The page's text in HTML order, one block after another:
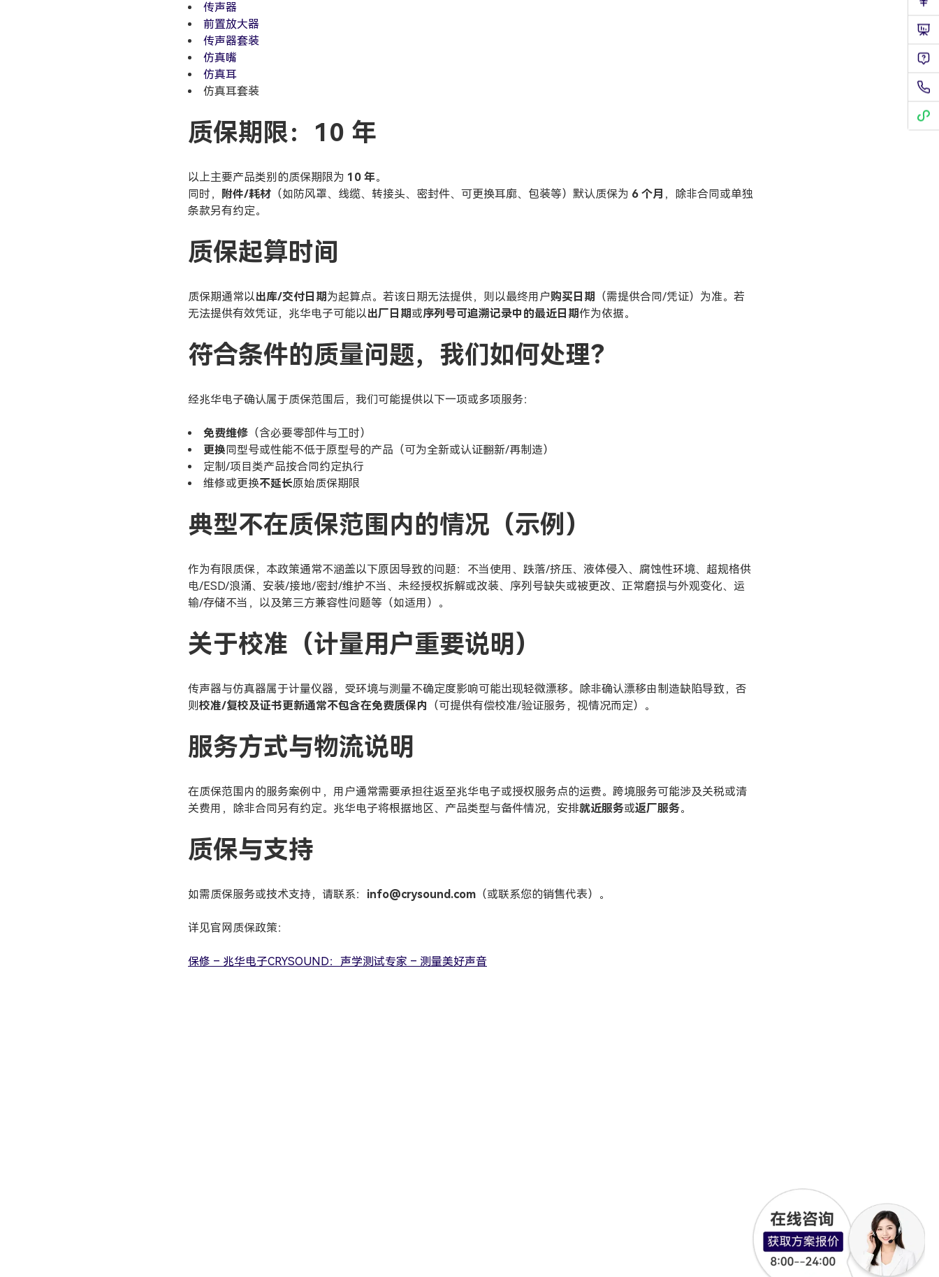
传声器
前置放大器
传声器套装
仿真嘴
仿真耳
仿真耳套装
质保期限：10 年
以上主要产品类别的质保期限为 10 年。
同时，
附件/耗材 （如防风罩、线缆、转接头、密封件、可更换耳廓、包装等）默认质保为 6 个月 ，除非合同或单独
条款另有约定。
质保起算时间
质保期通常以出库/交付日期为起算点。若该日期无法提供，则以最终用户购买日期
（需提供合同/凭证）为准。若
无法提供有效凭证，兆华电子可能以出厂日期或序列号可追溯记录中的最近日期作为依据。
符合条件的质量问题，我们如何处理？
经兆华电子确认属于质保范围后，我们可能提供以下一项或多项服务：
免费维修 （含必要零部件与工时）
更换同型号或性能不低于原型号的产品（可为全新或认证翻新/再制造）
定制/项目类产品按合同约定执行
维修或更换不延长原始质保期限
典型不在质保范围内的情况（示例）
作为有限质保，本政策通常不涵盖以下原因导致的问题：不当使用、跌落/挤压、液体侵入、腐蚀性环境、超规格供
电/ESD/浪涌、安装/接地/密封/维护不当、未经授权拆解或改装、序列号缺失或被更改、正常磨损与外观变化、运
输/存储不当，以及第三方兼容性问题等（如适用）。
关于校准（计量用户重要说明）
传声器与仿真器属于计量仪器，受环境与测量不确定度影响可能出现轻微漂移。除非确认漂移由制造缺陷导致，否
则校准/复校及证书更新通常不包含在免费质保内 （可提供有偿校准/验证服务，视情况而定）。
服务方式与物流说明
在质保范围内的服务案例中，用户通常需要承担往返至兆华电子或授权服务点的运费。跨境服务可能涉及关税或清
关费用，除非合同另有约定。兆华电子将根据地区、产品类型与备件情况，安排就近服务或返厂服务。
质保与支持
如需质保服务或技术支持，请联系： info@crysound.com （或联系您的销售代表）。
详见官网质保政策：
保修 – 兆华电子CRYSOUND：声学测试专家 – 测量美好声音